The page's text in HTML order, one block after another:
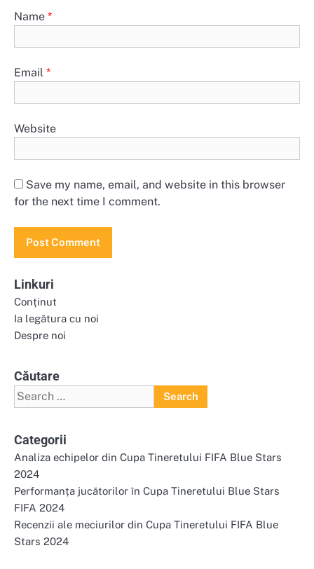
Name *
Email *
Website
Save my name, email, and website in this browser
for the next time I comment.
Linkuri
Conținut
Ia legătura cu noi
Despre noi
Căutare
Search
for:
Categorii
Analiza echipelor din Cupa Tineretului FIFA Blue Stars
2024
Performanța jucătorilor în Cupa Tineretului Blue Stars
FIFA 2024
Recenzii ale meciurilor din Cupa Tineretului FIFA Blue
Stars 2024